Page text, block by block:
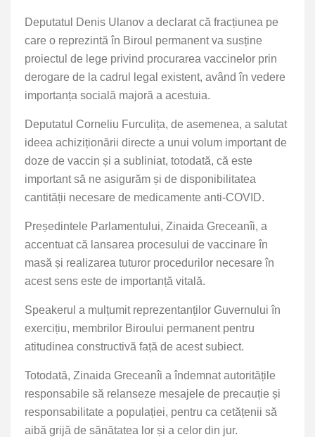
Deputatul Denis Ulanov a declarat că fracțiunea pe
care o reprezintă în Biroul permanent va susține
proiectul de lege privind procurarea vaccinelor prin
derogare de la cadrul legal existent, având în vedere
importanța socială majoră a acestuia.
Deputatul Corneliu Furculița, de asemenea, a salutat
ideea achiziționării directe a unui volum important de
doze de vaccin și a subliniat, totodată, că este
important să ne asigurăm și de disponibilitatea
cantității necesare de medicamente anti-COVID.
Președintele Parlamentului, Zinaida Greceanîi, a
accentuat că lansarea procesului de vaccinare în
masă și realizarea tuturor procedurilor necesare în
acest sens este de importanță vitală.
Speakerul a mulțumit reprezentanților Guvernului în
exercițiu, membrilor Biroului permanent pentru
atitudinea constructivă față de acest subiect.
Totodată, Zinaida Greceanîi a îndemnat autoritățile
responsabile să relanseze mesajele de precauție și
responsabilitate a populației, pentru ca cetățenii să
aibă grijă de sănătatea lor și a celor din jur.